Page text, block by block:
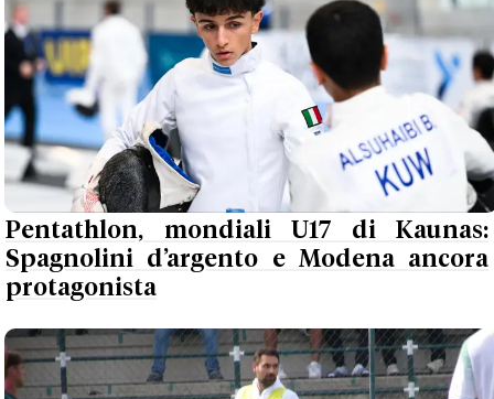
Pentathlon, mondiali U17 di Kaunas:
Spagnolini d’argento e Modena ancora
protagonista